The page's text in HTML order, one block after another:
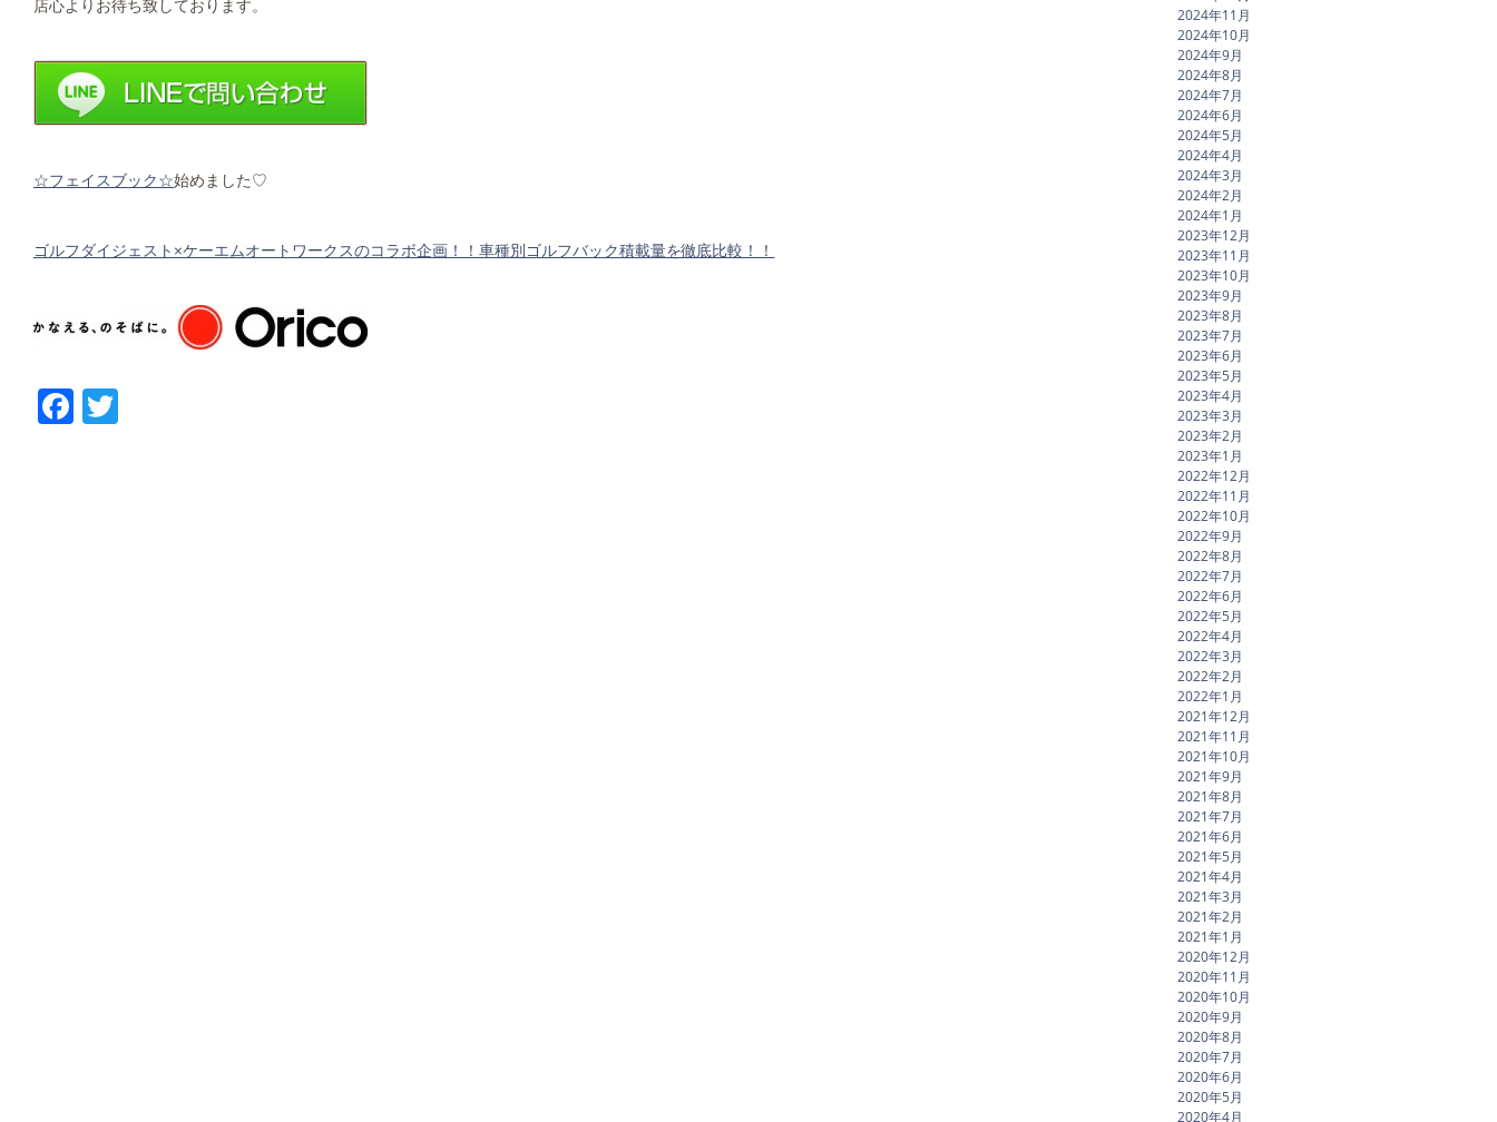
店心よりお待ち致しております。
☆フェイスブック☆始めました♡
ゴルフダイジェスト×ケーエムオートワークスのコラボ企画！！車種別ゴルフバック積載量を徹底比較！！
Facebook
2024年11月
2024年10月
2024年9月
2024年8月
2024年7月
2024年6月
2024年5月
2024年4月
2024年3月
2024年2月
2024年1月
2023年12月
2023年11月
2023年10月
2023年9月
2023年8月
2023年7月
2023年6月
2023年5月
2023年4月
2023年3月
2023年2月
2023年1月
2022年12月
2022年11月
2022年10月
2022年9月
2022年8月
2022年7月
2022年6月
2022年5月
2022年4月
2022年3月
2022年2月
2022年1月
2021年12月
2021年11月
2021年10月
2021年9月
2021年8月
2021年7月
2021年6月
2021年5月
2021年4月
2021年3月
2021年2月
2021年1月
2020年12月
2020年11月
2020年10月
2020年9月
2020年8月
2020年7月
2020年6月
2020年5月
2020年4月